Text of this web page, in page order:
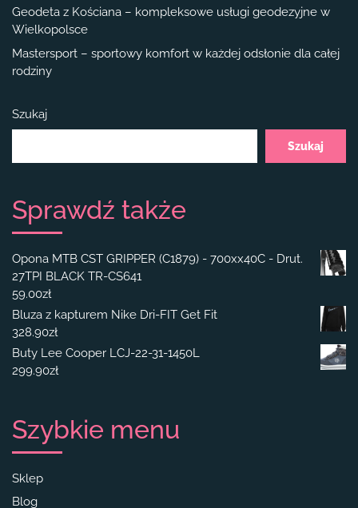
Geodeta z Kościana – kompleksowe usługi geodezyjne w
Wielkopolsce
Mastersport – sportowy komfort w każdej odsłonie dla całej
rodziny
Szukaj
Szukaj
Sprawdź także
Opona MTB CST GRIPPER (C1879) - 700xx40C - Drut.
27TPI BLACK TR-CS641
59.00zł
Bluza z kapturem Nike Dri-FIT Get Fit
328.90zł
Buty Lee Cooper LCJ-22-31-1450L
299.90zł
Szybkie menu
Sklep
Blog